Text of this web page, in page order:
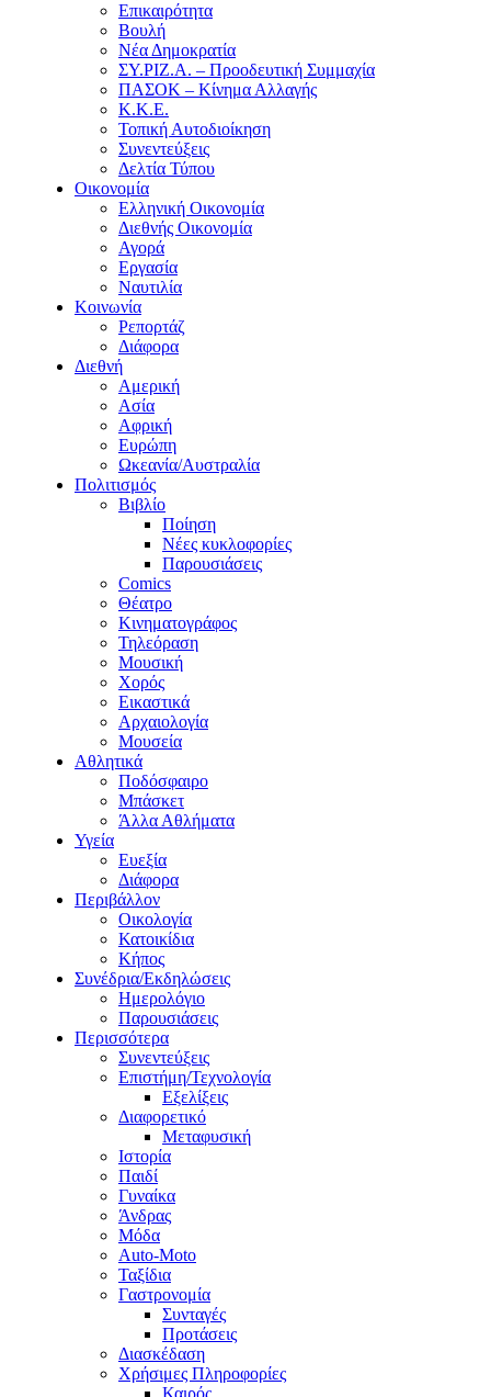
Επικαιρότητα
Βουλή
Νέα Δημοκρατία
ΣΥ.ΡΙΖ.Α. – Προοδευτική Συμμαχία
ΠΑΣΟΚ – Κίνημα Αλλαγής
Κ.Κ.Ε.
Τοπική Αυτοδιοίκηση
Συνεντεύξεις
Δελτία Τύπου
Οικονομία
Ελληνική Οικονομία
Διεθνής Οικονομία
Αγορά
Εργασία
Ναυτιλία
Κοινωνία
Ρεπορτάζ
Διάφορα
Διεθνή
Αμερική
Ασία
Αφρική
Ευρώπη
Ωκεανία/Αυστραλία
Πολιτισμός
Βιβλίο
Ποίηση
Νέες κυκλοφορίες
Παρουσιάσεις
Comics
Θέατρο
Κινηματογράφος
Τηλεόραση
Μουσική
Χορός
Εικαστικά
Αρχαιολογία
Μουσεία
Αθλητικά
Ποδόσφαιρο
Μπάσκετ
Άλλα Αθλήματα
Υγεία
Ευεξία
Διάφορα
Περιβάλλον
Οικολογία
Κατοικίδια
Κήπος
Συνέδρια/Εκδηλώσεις
Ημερολόγιο
Παρουσιάσεις
Περισσότερα
Συνεντεύξεις
Επιστήμη/Τεχνολογία
Εξελίξεις
Διαφορετικό
Μεταφυσική
Ιστορία
Παιδί
Γυναίκα
Άνδρας
Μόδα
Auto-Moto
Ταξίδια
Γαστρονομία
Συνταγές
Προτάσεις
Διασκέδαση
Χρήσιμες Πληροφορίες
Καιρός